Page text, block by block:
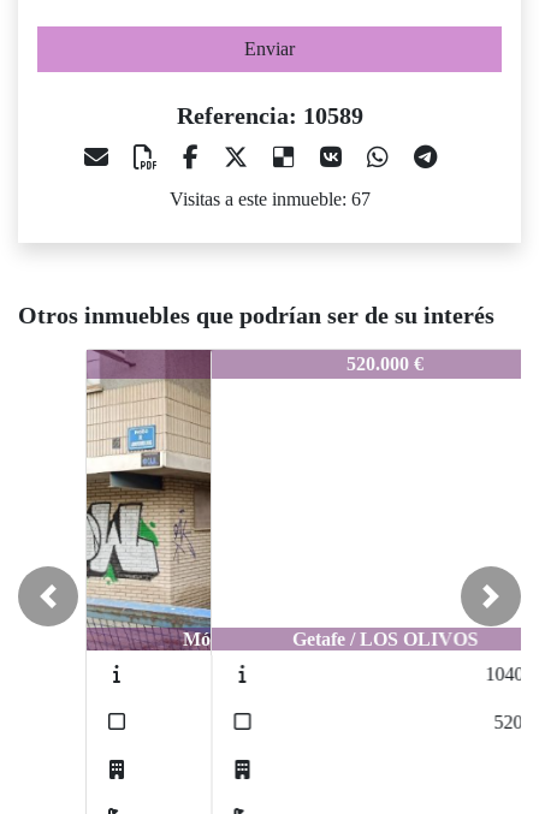
Enviar
Referencia: 10589
Visitas a este inmueble: 67
Otros inmuebles que podrían ser de su interés
10589
Getafe / LOS OLIVOS
Previous Next